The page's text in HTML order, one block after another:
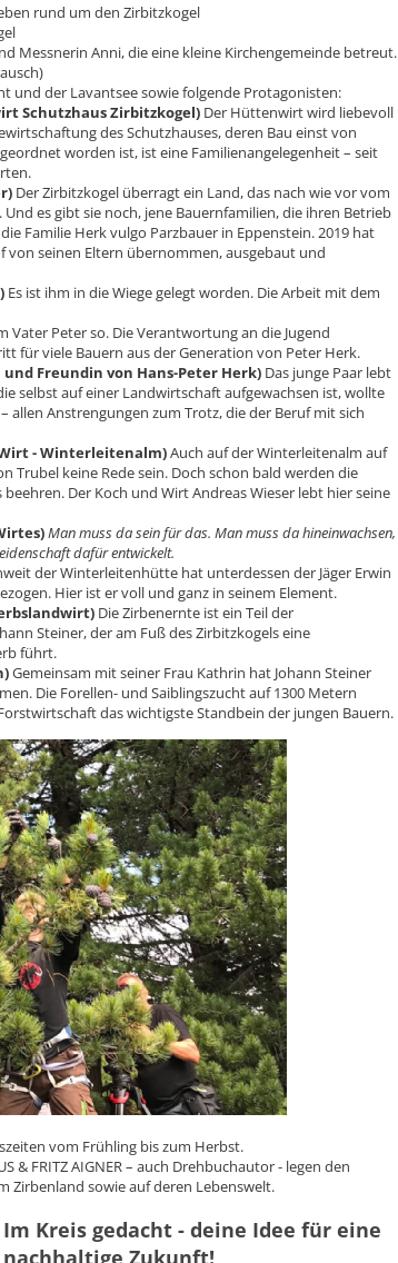
rund um den Zirbitzkogel
Messnerin Anni, die eine kleine Kirchengemeinde betreut.
und der Lavantsee sowie folgende Protagonisten:
Schutzhaus Zirbitzkogel) Der Hüttenwirt wird liebevoll
des Schutzhauses, deren Bau einst von
worden ist, ist eine Familienangelegenheit – seit
Der Zirbitzkogel überragt ein Land, das nach wie vor vom
es gibt sie noch, jene Bauernfamilien, die ihren Betrieb
Familie Herk vulgo Parzbauer in Eppenstein. 2019 hat
von seinen Eltern übernommen, ausgebaut und
Es ist ihm in die Wiege gelegt worden. Die Arbeit mit dem
Vater Peter so. Die Verantwortung an die Jugend
für viele Bauern aus der Generation von Peter Herk.
Freundin von Hans-Peter Herk) Das junge Paar lebt
selbst auf einer Landwirtschaft aufgewachsen ist, wollte
allen Anstrengungen zum Trotz, die der Beruf mit sich
- Winterleitenalm)Auch auf der Winterleitenalm auf
Trubel keine Rede sein. Doch schon bald werden die
Der Koch und Wirt Andreas Wieser lebt hier seine
Man muss da sein für das. Man muss da hineinwachsen,
dafür entwickelt.
der Winterleitenhütte hat unterdessen der Jäger Erwin
Hier ist er voll und ganz in seinem Element.
Die Zirbenernte ist ein Teil der
Steiner, der am Fuß des Zirbitzkogels eine
führt.
Gemeinsam mit seiner Frau Kathrin hat Johann Steiner
Die Forellen- und Saiblingszucht auf 1300 Metern
das wichtigste Standbein der jungen Bauern.
vom Frühling bis zum Herbst.
& FRITZ AIGNER – auch Drehbuchautor - legen den
Zirbenland sowie auf deren Lebenswelt.
Im Kreis gedacht - deine Idee für eine
nachhaltige Zukunft!